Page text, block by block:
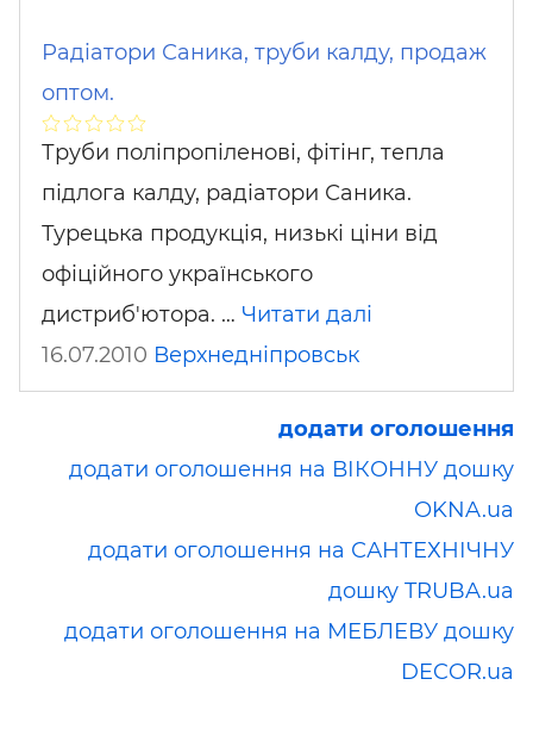
Радіатори Саника, труби калду, продаж
оптом.
Труби поліпропіленові, фітінг, тепла
підлога калду, радіатори Саника.
Турецька продукція, низькі ціни від
офіційного українського
дистриб'ютора. … Читати далі
16.07.2010 Верхнедніпровськ
додати оголошення
додати оголошення на ВІКОННУ дошку
OKNA.ua
додати оголошення на САНТЕХНІЧНУ
дошку TRUBA.ua
додати оголошення на МЕБЛЕВУ дошку
DECOR.ua